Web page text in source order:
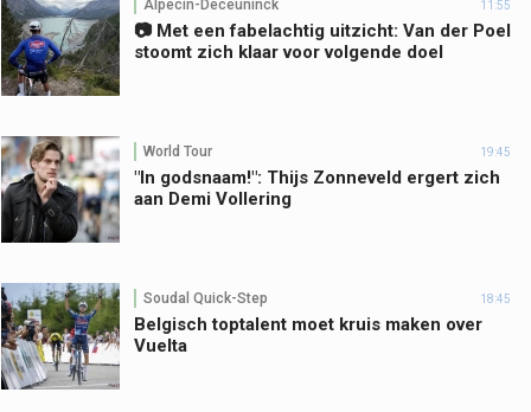
Alpecin-Deceuninck 11:55
📷 Met een fabelachtig uitzicht: Van der Poel
stoomt zich klaar voor volgende doel
World Tour 19:45
"In godsnaam!": Thijs Zonneveld ergert zich
aan Demi Vollering
Soudal Quick-Step 18:45
Belgisch toptalent moet kruis maken over
Vuelta